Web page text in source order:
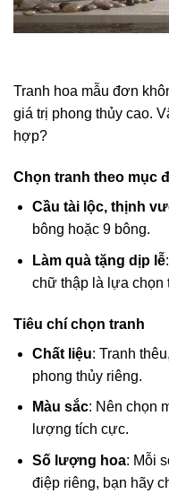
Tranh hoa mẫu đơn
giá trị phong thủy cao.
hợp?
Chọn tranh theo mục
Cầu tài lộc, thịnh
bông hoặc 9 bông.
Làm quà tặng dịp lễ
chữ thập là lựa chọn
Tiêu chí chọn tranh
Chất liệu: Tranh
phong thủy riêng.
Màu sắc: Nên chọn
lượng tích cực.
Số lượng hoa: Mỗi
điệp riêng, bạn hãy